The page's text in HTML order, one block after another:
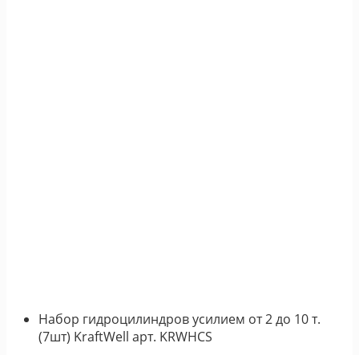
Набор гидроцилиндров усилием от 2 до 10 т.
(7шт) KraftWell арт. KRWHCS